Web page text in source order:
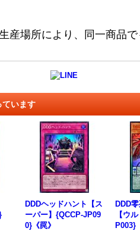
産場所により、同一商品
ています
DDDヘッドハント【ス
ーパー】{QCCP-JP09
0}《罠》
DDD
【ウ
P003}